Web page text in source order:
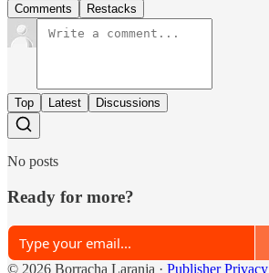
Comments Restacks
Top Latest Discussions
No posts
Ready for more?
© 2026 Borracha Laranja · Publisher Privacy